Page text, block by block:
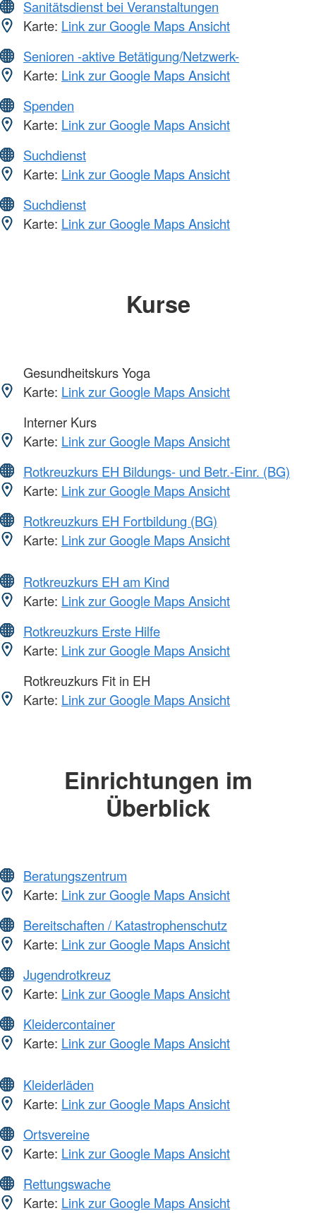
Sanitätsdienst bei Veranstaltungen
Karte: Link zur Google Maps Ansicht
Senioren -aktive Betätigung/Netzwerk-
Karte: Link zur Google Maps Ansicht
Spenden
Karte: Link zur Google Maps Ansicht
Suchdienst
Karte: Link zur Google Maps Ansicht
Suchdienst
Karte: Link zur Google Maps Ansicht
Kurse
Gesundheitskurs Yoga
Karte: Link zur Google Maps Ansicht
Interner Kurs
Karte: Link zur Google Maps Ansicht
Rotkreuzkurs EH Bildungs- und Betr.-Einr. (BG)
Karte: Link zur Google Maps Ansicht
Rotkreuzkurs EH Fortbildung (BG)
Karte: Link zur Google Maps Ansicht
Rotkreuzkurs EH am Kind
Karte: Link zur Google Maps Ansicht
Rotkreuzkurs Erste Hilfe
Karte: Link zur Google Maps Ansicht
Rotkreuzkurs Fit in EH
Karte: Link zur Google Maps Ansicht
Einrichtungen im
Überblick
Beratungszentrum
Karte: Link zur Google Maps Ansicht
Bereitschaften / Katastrophenschutz
Karte: Link zur Google Maps Ansicht
Jugendrotkreuz
Karte: Link zur Google Maps Ansicht
Kleidercontainer
Karte: Link zur Google Maps Ansicht
Kleiderläden
Karte: Link zur Google Maps Ansicht
Ortsvereine
Karte: Link zur Google Maps Ansicht
Rettungswache
Karte: Link zur Google Maps Ansicht